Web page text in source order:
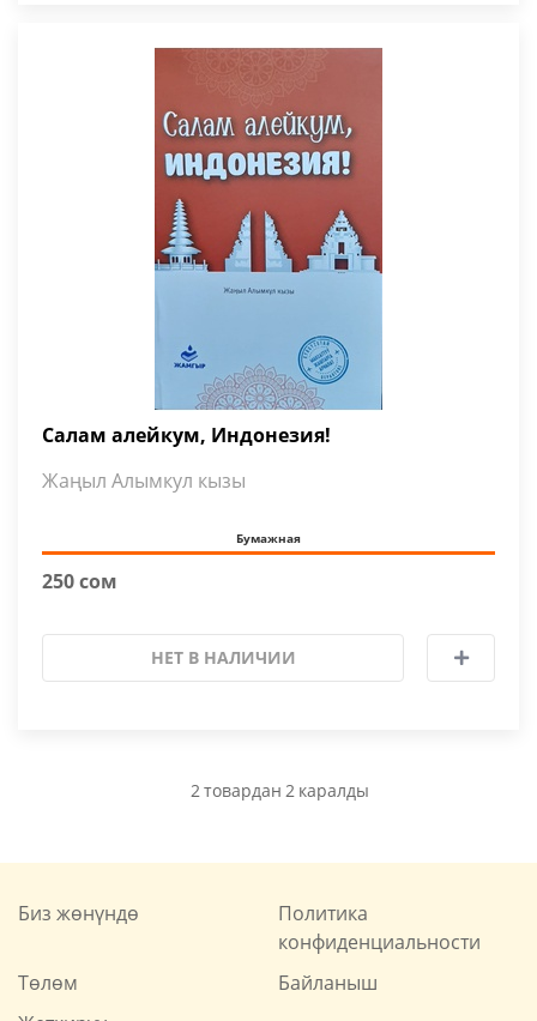
Салам алейкум, Индонезия!
Жаңыл Алымкул кызы
Бумажная
250 сом
НЕТ В НАЛИЧИИ
2 товардан 2 каралды
Биз жөнүндө
Политика
конфиденциальности
Төлөм
Байланыш